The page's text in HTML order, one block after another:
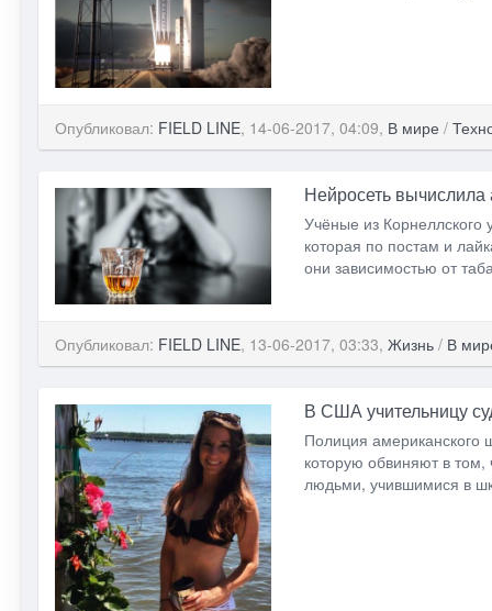
Опубликовал: FIELD LINE, 14-06-2017, 04:09, В мире /
Нейросеть вычислила
Учёные из Корнеллского
которая по постам и
они зависимостью от
Опубликовал: FIELD LINE, 13-06-2017, 03:33, Жизнь/ В
В США учительницу
Полиция
которую обвиняют в
людьми, учившимися в